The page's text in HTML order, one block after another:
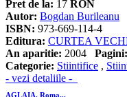
Pret de la: 17 RON
Autor: Bogdan Burileanu
ISBN: 973-669-114-4
Editura: CURTEA
An aparitie: 2004 Pagini:
Categorie: Stiintifice ,
- vezi detaliile -
AGLAIA. Roma...